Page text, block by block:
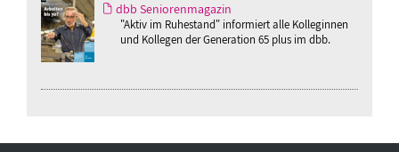
dbb Seniorenmagazin
"Aktiv im Ruhestand" informiert alle Kolleginnen
und Kollegen der Generation 65 plus im dbb.